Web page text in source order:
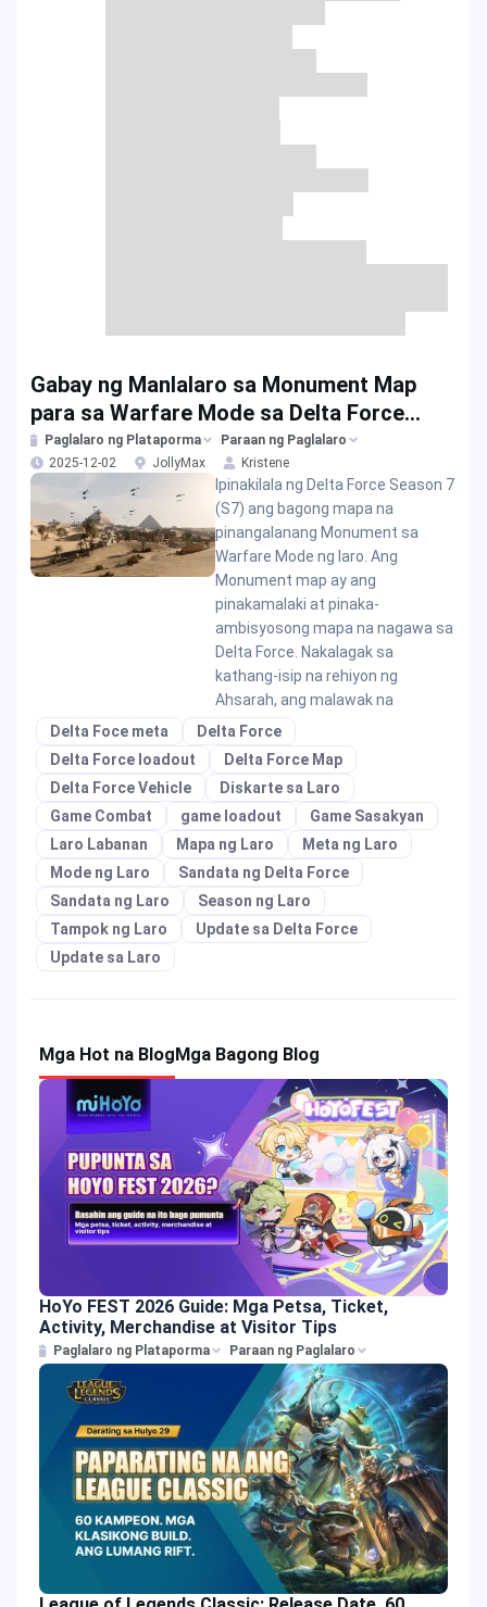
Gabay ng Manlalaro sa Monument Map
para sa Warfare Mode sa Delta Force
Season 7
Paglalaro ng Plataporma
Paraan ng Paglalaro
2025-12-02
JollyMax Kristene
Ipinakilala ng Delta Force Season 7
(S7) ang bagong mapa na
pinangalanang Monument sa
Warfare Mode ng laro. Ang
Monument map ay ang
pinakamalaki at pinaka-
ambisyosong mapa na nagawa sa
Delta Force. Nakalagak sa
kathang-isip na rehiyon ng
Ahsarah, ang malawak na
Delta Foce meta
Delta Force
Delta Force loadout
Delta Force Map
Delta Force Vehicle
Diskarte sa Laro
Game Combat
game loadout
Game Sasakyan
Laro Labanan
Mapa ng Laro
Meta ng Laro
Mode ng Laro
Sandata ng Delta Force
Sandata ng Laro
Season ng Laro
Tampok ng Laro
Update sa Delta Force
Update sa Laro
Mga Hot na BlogMga Bagong Blog
HoYo FEST 2026 Guide: Mga Petsa, Ticket,
Activity, Merchandise at Visitor Tips
Paglalaro ng Plataporma Paraan ng Paglalaro